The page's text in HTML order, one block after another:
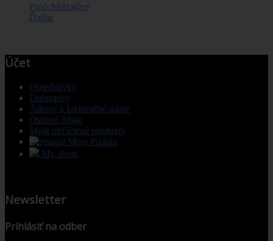
Predchádzajúce
Ďalšie
Účet
Objednávky
Dobropisy
Adresy a fakturačné údaje
Osobné údaje
Moje obľúbené produkty
Moje Priania
My alerts
Newsletter
Prihlásiť na odber